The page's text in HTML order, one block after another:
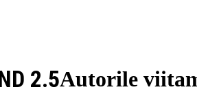
Autorile
2.5